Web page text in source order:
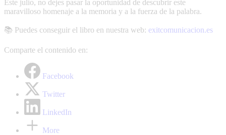
Este julio, no dejes pasar la oportunidad de descubrir este
maravilloso homenaje a la memoria y a la fuerza de la palabra.
📚 Puedes conseguir el libro en nuestra web: exitcomunicacion.es
Comparte el contenido en:
Facebook
Twitter
LinkedIn
More